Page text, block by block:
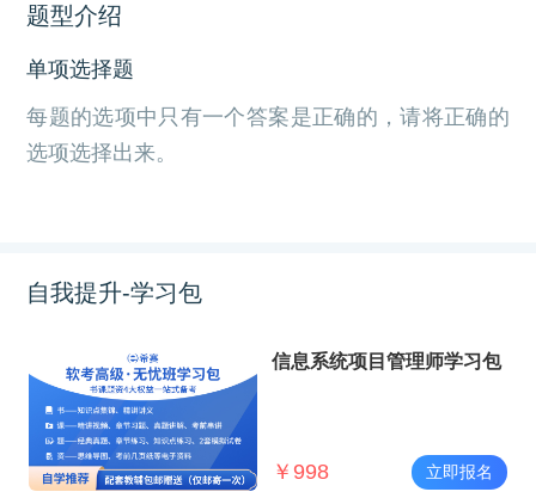
题型介绍
单项选择题
每题的选项中只有一个答案是正确的，请将正确的
选项选择出来。
自我提升-学习包
信息系统项目管理师学习包
￥ 998 立即报名